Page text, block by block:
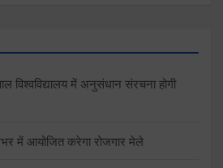
विश्वविद्यालय में अनुसंधान संरचना होगी
में आयोजित करेगा रोजगार मेले